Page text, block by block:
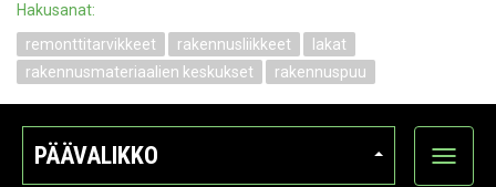
Hakusanat:
remonttitarvikkeet
rakennusliikkeet
lakat
rakennusmateriaalien keskukset
rakennuspuu
PÄÄVALIKKO
Näytä